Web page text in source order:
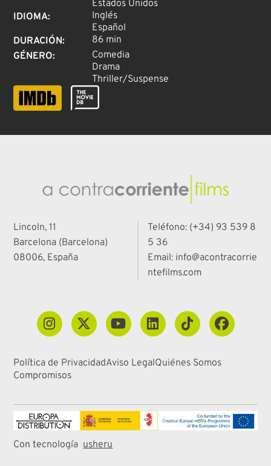
Estados Unidos
IDIOMA:
Inglés
Español
DURACIÓN:
86 min
GÉNERO:
Comedia
Drama
Thriller/Suspense
Lincoln, 11
Barcelona (Barcelona)
08006, España
Teléfono: (+34) 93 539 8
5 36
Email: info@acontracorrie
ntefilms.com
Política de PrivacidadAviso LegalQuiénes Somos
Compromisos
Con tecnología usheru